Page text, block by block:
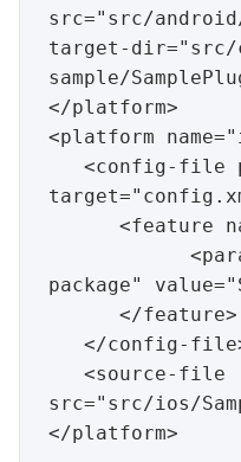
src="src/
target-dir="src/
sample/
</platform>
<platform
package"
src="src/ios/